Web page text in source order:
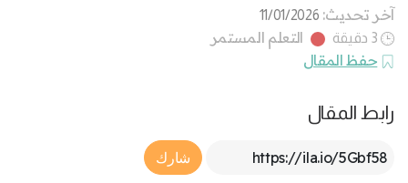
آخر تحديث: 11/01/2026
3 دقيقة
التعلم المستمر
حفظ المقال
رابط المقال
Article Link
شارك